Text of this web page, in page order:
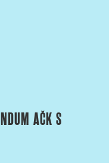
AČK S